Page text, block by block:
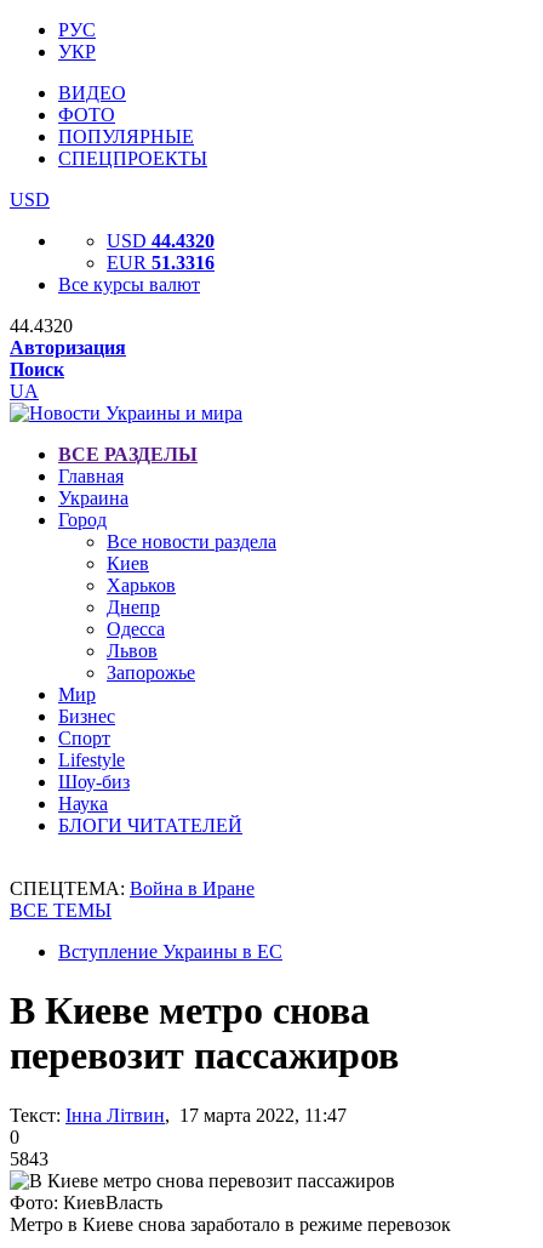
РУС
УКР
ВИДЕО
ФОТО
ПОПУЛЯРНЫЕ
СПЕЦПРОЕКТЫ
USD
USD 44.4320
EUR 51.3316
Все курсы валют
44.4320
Авторизация
Поиск
UA
ВСЕ РАЗДЕЛЫ
Главная
Украина
Город
Все новости раздела
Киев
Харьков
Днепр
Одесса
Львов
Запорожье
Мир
Бизнес
Спорт
Lifestyle
Шоу-биз
Наука
БЛОГИ ЧИТАТЕЛЕЙ
СПЕЦТЕМА: Война в Иране
ВСЕ ТЕМЫ
Вступление Украины в ЕС
В Киеве метро снова
перевозит пассажиров
Текст: Інна Літвин, 17 марта 2022, 11:47
0
5843
Фото: КиевВласть
Метро в Киеве снова заработало в режиме перевозок